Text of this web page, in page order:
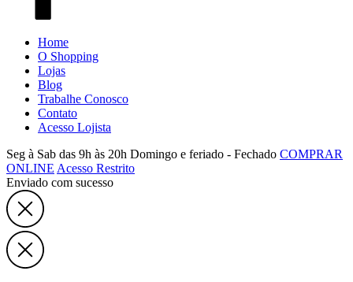
Home
O Shopping
Lojas
Blog
Trabalhe Conosco
Contato
Acesso Lojista
Seg à Sab das 9h às 20h Domingo e feriado - Fechado COMPRAR
ONLINE Acesso Restrito
Enviado com sucesso